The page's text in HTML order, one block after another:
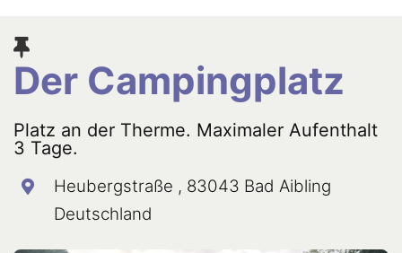
Der Campingplatz
Platz an der Therme. Maximaler Aufenthalt
3 Tage.
Heubergstraße , 83043 Bad Aibling
Deutschland